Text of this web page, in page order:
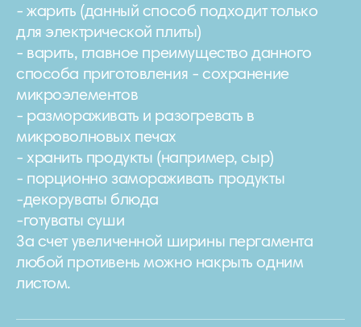
- жарить (данный способ подходит только
для электрической плиты)
- варить, главное преимущество данного
способа приготовления - сохранение
микроэлементов
- размораживать и разогревать в
микроволновых печах
- хранить продукты (например, сыр)
- порционно замораживать продукты
-декоруваты блюда
-готуваты суши
За счет увеличенной ширины пергамента
любой противень можно накрыть одним
листом.